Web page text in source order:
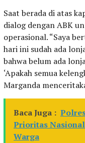
Saat berada di atas
dialog dengan ABK
operasional. “Saya
hari ini sudah ada
bahwa belum ada
‘Apakah semua
Marganda
Baca Juga :
Prioritas
Warga